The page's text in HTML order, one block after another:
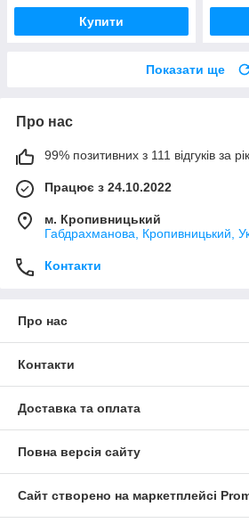
Купити
Показати ще
Про нас
99% позитивних з 111 відгуків за рік
Працює з 24.10.2022
м. Кропивницький
Габдрахманова, Кропивницький,
Контакти
Про нас
Контакти
Доставка та оплата
Повна версія сайту
Сайт створено на маркетплейсі